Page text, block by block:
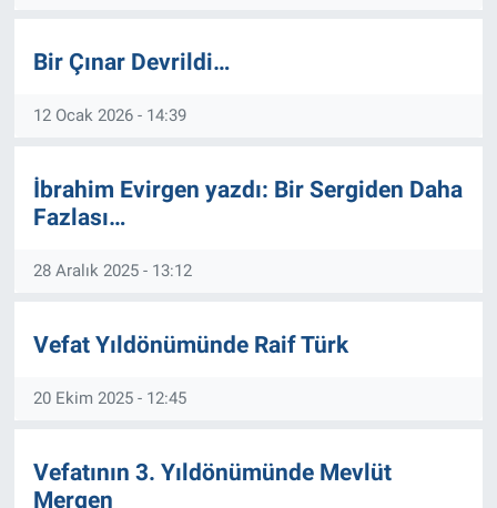
Bir Çınar Devrildi…
12 Ocak 2026 - 14:39
İbrahim Evirgen yazdı: Bir Sergiden Daha
Fazlası…
28 Aralık 2025 - 13:12
Vefat Yıldönümünde Raif Türk
20 Ekim 2025 - 12:45
Vefatının 3. Yıldönümünde Mevlüt
Mergen